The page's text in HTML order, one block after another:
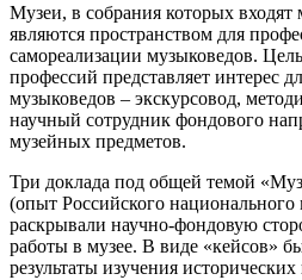
Музеи, в собрания которых
являются пространством для
самореализации музыковедов.
профессий представляет интерес
музыковедов – экскурсовод,
научный сотрудник фондового
музейных предметов.
Три доклада под общей темой
(опыт Российского национального
раскрывали научно-фондовую
работы в музее. В виде «кейсов»
результаты изучения